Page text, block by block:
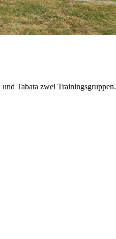
Tabata zwei Trainingsgruppen.